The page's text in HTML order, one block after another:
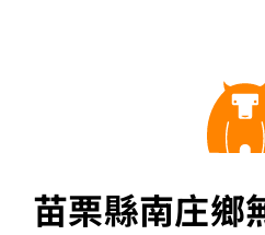
苗栗縣南庄鄉